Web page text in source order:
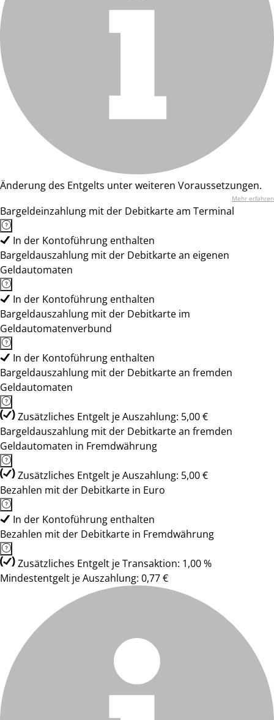
Änderung des Entgelts unter weiteren Voraussetzungen.
Mehr erfahren
Bargeldeinzahlung mit der Debitkarte am Terminal
In der Kontoführung enthalten
Bargeldauszahlung mit der Debitkarte an eigenen
Geldautomaten
In der Kontoführung enthalten
Bargeldauszahlung mit der Debitkarte im
Geldautomatenverbund
In der Kontoführung enthalten
Bargeldauszahlung mit der Debitkarte an fremden
Geldautomaten
Zusätzliches Entgelt je Auszahlung: 5,00 €
Bargeldauszahlung mit der Debitkarte an fremden
Geldautomaten in Fremdwährung
Zusätzliches Entgelt je Auszahlung: 5,00 €
Bezahlen mit der Debitkarte in Euro
In der Kontoführung enthalten
Bezahlen mit der Debitkarte in Fremdwährung
Zusätzliches Entgelt je Transaktion: 1,00 %
Mindestentgelt je Auszahlung: 0,77 €